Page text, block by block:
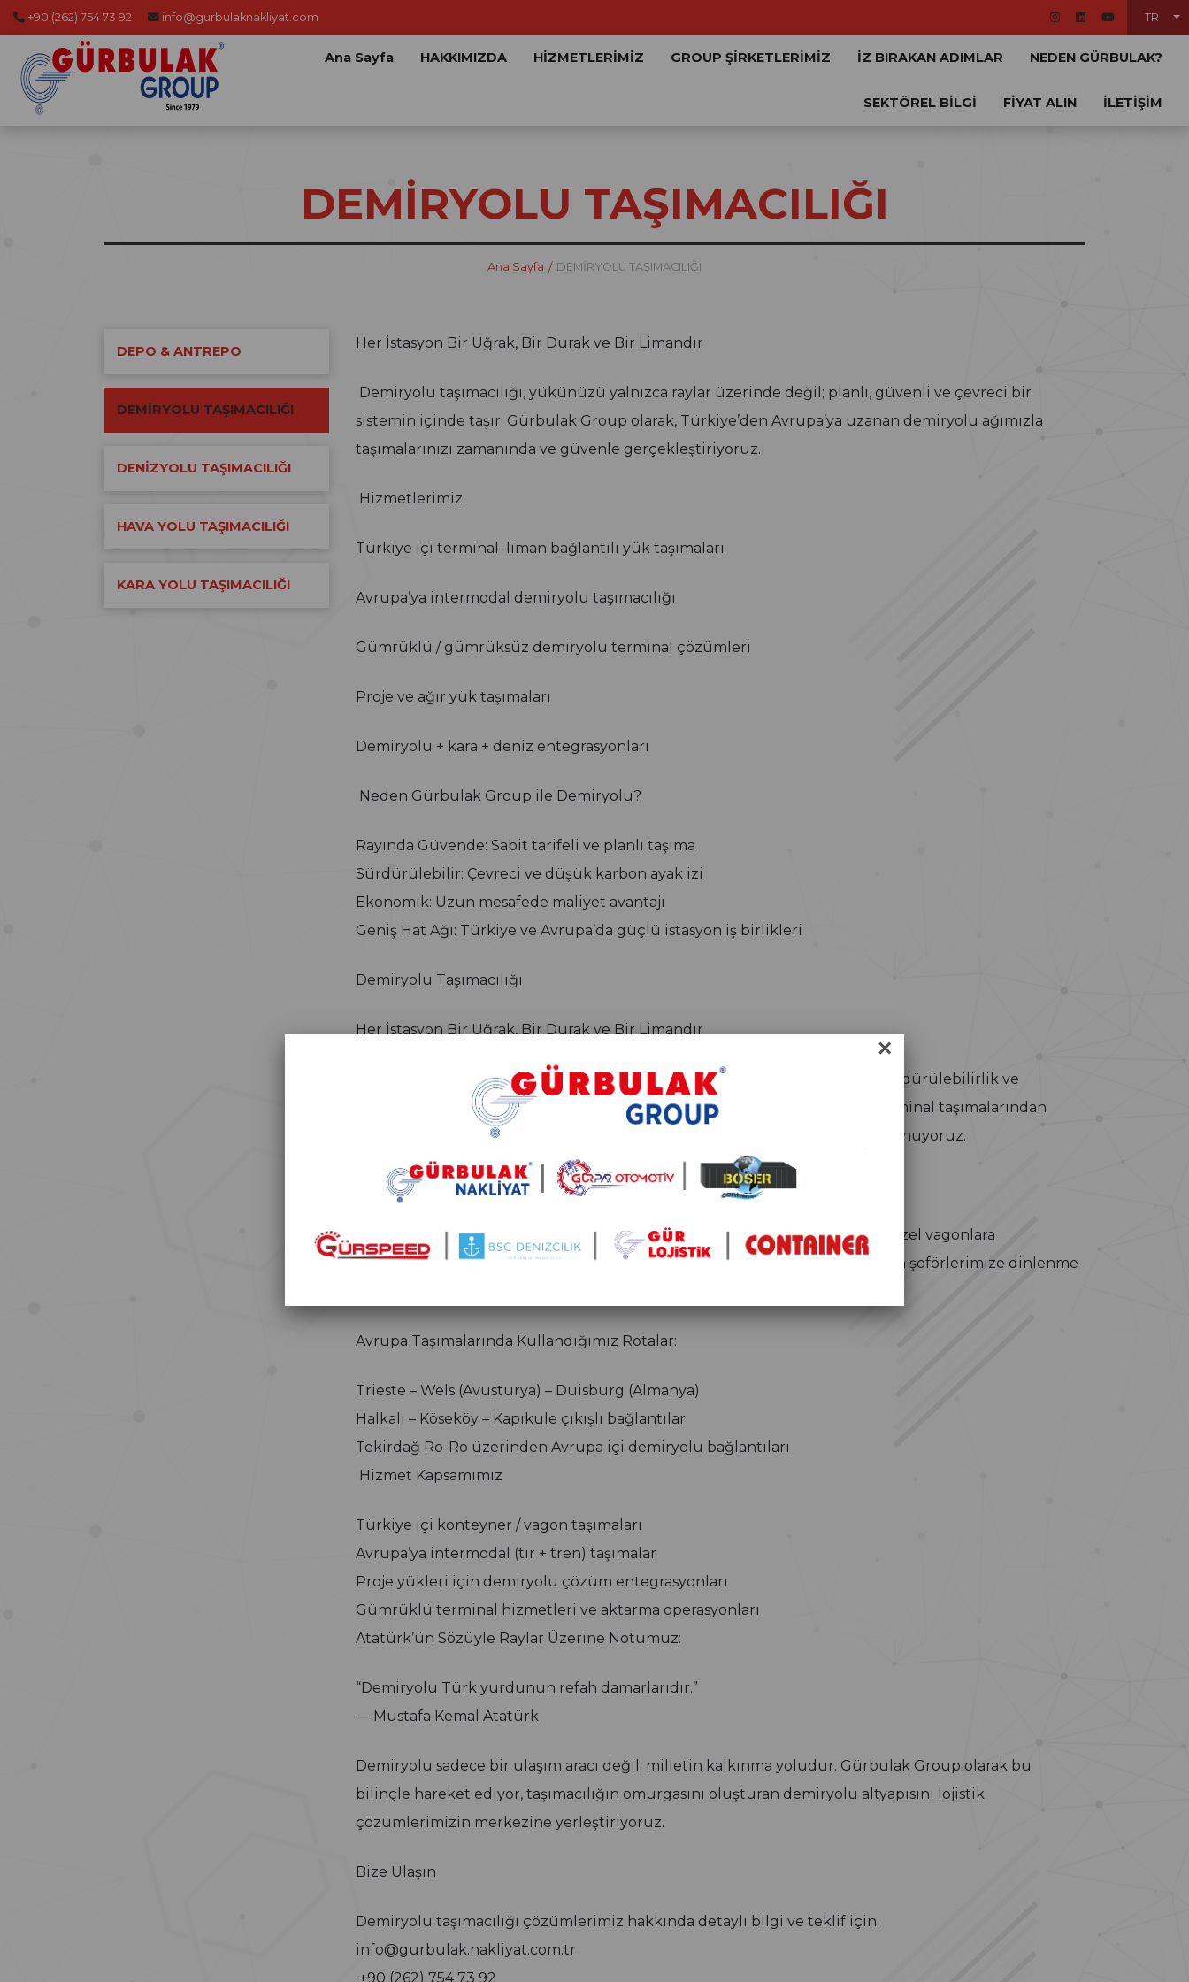
×
+90 (262) 754 73 92 info@gurbulaknakliyat.com TR
Ana Sayfa HAKKIMIZDA HİZMETLERİMİZ GROUP ŞİRKETLERİMİZ İZ BIRAKAN ADIMLAR NEDEN GÜRBULAK?
SEKTÖREL BİLGİ FİYAT ALIN İLETİŞİM
DEMİRYOLU TAŞIMACILIĞI
Ana Sayfa DEMİRYOLU TAŞIMACILIĞI
DEPO & ANTREPO
DEMİRYOLU TAŞIMACILIĞI
DENİZYOLU TAŞIMACILIĞI
HAVA YOLU TAŞIMACILIĞI
KARA YOLU TAŞIMACILIĞI
Her İstasyon Bir Uğrak, Bir Durak ve Bir Limandır
Demiryolu taşımacılığı, yükünüzü yalnızca raylar üzerinde değil; planlı, güvenli ve çevreci bir
sistemin içinde taşır. Gürbulak Group olarak, Türkiye’den Avrupa’ya uzanan demiryolu ağımızla
taşımalarınızı zamanında ve güvenle gerçekleştiriyoruz.
Hizmetlerimiz
Türkiye içi terminal–liman bağlantılı yük taşımaları
Avrupa’ya intermodal demiryolu taşımacılığı
Gümrüklü / gümrüksüz demiryolu terminal çözümleri
Proje ve ağır yük taşımaları
Demiryolu + kara + deniz entegrasyonları
Neden Gürbulak Group ile Demiryolu?
Rayında Güvende: Sabit tarifeli ve planlı taşıma
Sürdürülebilir: Çevreci ve düşük karbon ayak izi
Ekonomik: Uzun mesafede maliyet avantajı
Geniş Hat Ağı: Türkiye ve Avrupa’da güçlü istasyon iş birlikleri
Demiryolu Taşımacılığı
Her İstasyon Bir Uğrak, Bir Durak ve Bir Limandır
Demiryolu, sadece raylar üzerinde ilerleyen bir sistem değil; lojistik aklın sürdürülebilirlik ve
verimlilikle buluştuğu bir düzendir. Gürbulak Group olarak Türkiye içi terminal taşımalarından
Avrupa’ya uzanan intermodal hatlara kadar ray üzerinde güçlü çözümler sunuyoruz.
Avrupa’ya Intermodal Taşıma: Tırlarımız da Trene Biniyor
Bazı Avrupa hatlarımızda, tenteli tırlarımızı veya konteynerli dorselerimizi özel vagonlara
yükleyerek ROLA taşımacılığı modeliyle sevkiyat yapıyoruz. Bu yöntem, hem şoförlerimize dinlenme
Avrupa Taşımalarında Kullandığımız Rotalar:
Trieste – Wels (Avusturya) – Duisburg (Almanya)
Halkalı – Köseköy – Kapıkule çıkışlı bağlantılar
Tekirdağ Ro-Ro üzerinden Avrupa içi demiryolu bağlantıları
Hizmet Kapsamımız
Türkiye içi konteyner / vagon taşımaları
Avrupa’ya intermodal (tır + tren) taşımalar
Proje yükleri için demiryolu çözüm entegrasyonları
Gümrüklü terminal hizmetleri ve aktarma operasyonları
Atatürk’ün Sözüyle Raylar Üzerine Notumuz:
“Demiryolu Türk yurdunun refah damarlarıdır.”
— Mustafa Kemal Atatürk
Demiryolu sadece bir ulaşım aracı değil; milletin kalkınma yoludur. Gürbulak Group olarak bu
bilinçle hareket ediyor, taşımacılığın omurgasını oluşturan demiryolu altyapısını lojistik
çözümlerimizin merkezine yerleştiriyoruz.
Bize Ulaşın
Demiryolu taşımacılığı çözümlerimiz hakkında detaylı bilgi ve teklif için:
info@gurbulak.nakliyat.com.tr
+90 (262) 754 73 92